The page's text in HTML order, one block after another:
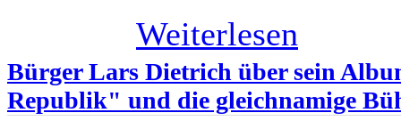
Weiterlesen
Bürger Lars Dietrich über sein
Republik" und die gleichnamige